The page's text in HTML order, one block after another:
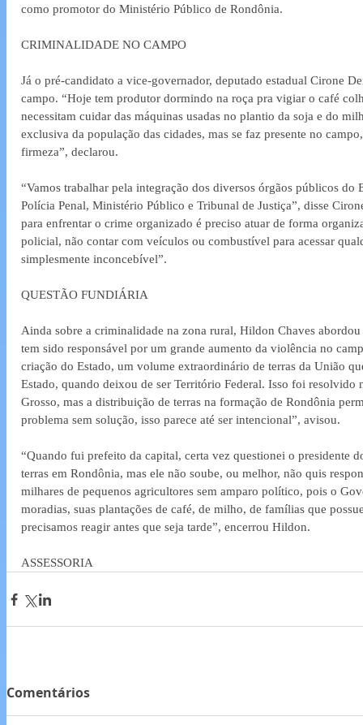
como promotor do Ministério Público de Rondônia.
CRIMINALIDADE NO CAMPO
Já o pré-candidato a vice-governador, deputado estadual Cirone
campo. “Hoje tem produtor dormindo na roça pra vigiar o café
necessitam cuidar das máquinas usadas no plantio da soja e do
exclusiva da população das cidades, mas se faz presente no
firmeza”, declarou.
“Vamos trabalhar pela integração dos diversos órgãos públicos
Polícia Penal, Ministério Público e Tribunal de Justiça”, disse
para enfrentar o crime organizado é preciso atuar de forma
policial, não contar com veículos ou combustível para acessar
simplesmente inconcebível”.
QUESTÃO FUNDIÁRIA
Ainda sobre a criminalidade na zona rural, Hildon Chaves
tem sido responsável por um grande aumento da violência no
criação do Estado, um volume extraordinário de terras da União
Estado, quando deixou de ser Território Federal. Isso foi resolvido
Grosso, mas a distribuição de terras na formação de Rondônia
problema sem solução, isso parece até ser intencional”, avisou.
“Quando fui prefeito da capital, certa vez questionei o presidente
terras em Rondônia, mas ele não soube, ou melhor, não quis
milhares de pequenos agricultores sem amparo político, pois o
moradias, suas plantações de café, de milho, de famílias que
precisamos reagir antes que seja tarde”, encerrou Hildon.
ASSESSORIA
Comentários